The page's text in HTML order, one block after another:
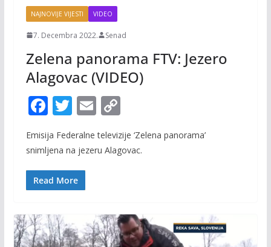
NAJNOVIJE VIJESTI VIDEO
7. Decembra 2022. Senad
Zelena panorama FTV: Jezero
Alagovac (VIDEO)
F
e
b
o
k
T
itt
er
E
ai
C
p
y
k
Emisija Federalne televizije ‘Zelena panorama’
snimljena na jezeru Alagovac.
Read More